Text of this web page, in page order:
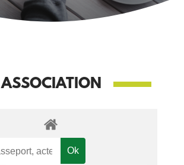
ASSOCIATION